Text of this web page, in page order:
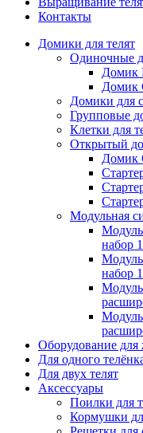
Контакты
Домики для телят
Одиночные
Домик
Домик
Домики для
Групповые
Клетки для
Открытый
Домик
Модульная
набор
набор
Оборудование для
Для одного
Для двух телят
Аксессуары
Поилки для
Кормушки